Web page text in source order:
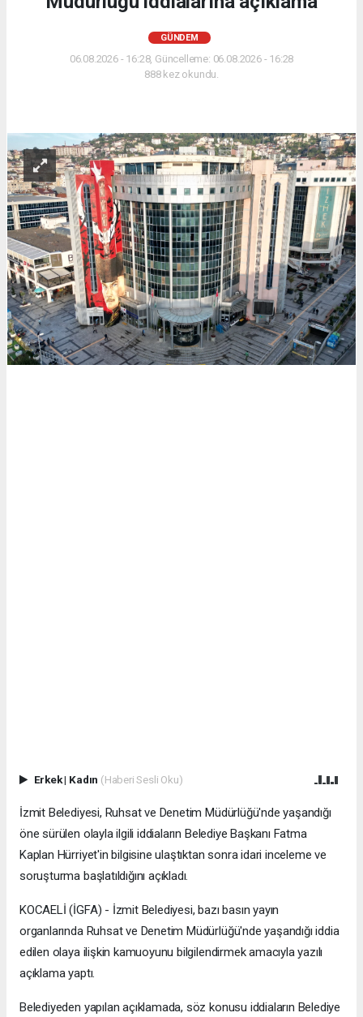
GÜNDEM
06.08.2026 - 16:28, Güncelleme: 06.08.2026 - 16:28
888 kez okundu.
Erkek| Kadın (Haberi Sesli Oku)
İzmit Belediyesi, Ruhsat ve Denetim Müdürlüğü'nde yaşandığı
öne sürülen olayla ilgili iddiaların Belediye Başkanı Fatma
Kaplan Hürriyet'in bilgisine ulaştıktan sonra idari inceleme ve
soruşturma başlatıldığını açıkladı.
KOCAELİ (İGFA) - İzmit Belediyesi, bazı basın yayın
organlarında Ruhsat ve Denetim Müdürlüğü'nde yaşandığı iddia
edilen olaya ilişkin kamuoyunu bilgilendirmek amacıyla yazılı
açıklama yaptı.
Belediyeden yapılan açıklamada, söz konusu iddiaların Belediye